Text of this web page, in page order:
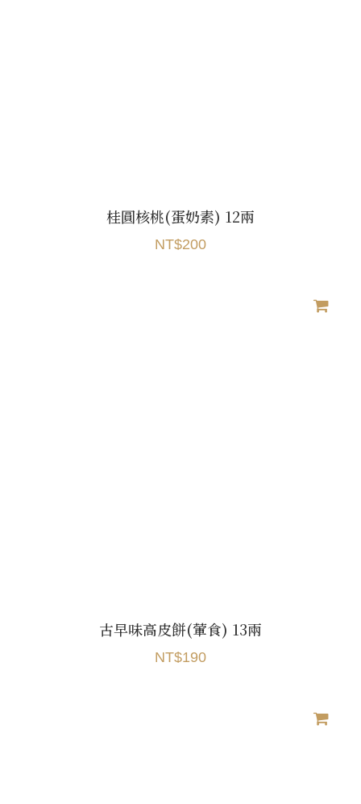
桂圓核桃(蛋奶素) 12兩
NT$200
古早味高皮餅(葷食) 13兩
NT$190